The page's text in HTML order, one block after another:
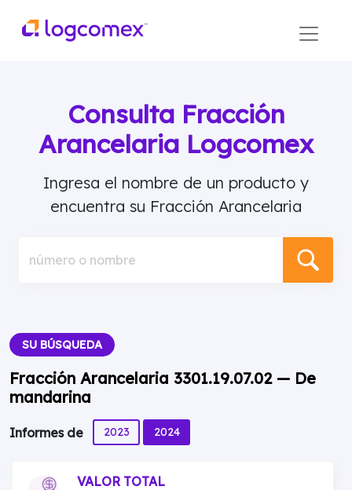
Consulta Fracción
Arancelaria Logcomex
Ingresa el nombre de un producto y
encuentra su Fracción Arancelaria
número o nombre
SU BÚSQUEDA
Fracción Arancelaria 3301.19.07.02 — De
mandarina
Informes de 2023 2024
VALOR TOTAL